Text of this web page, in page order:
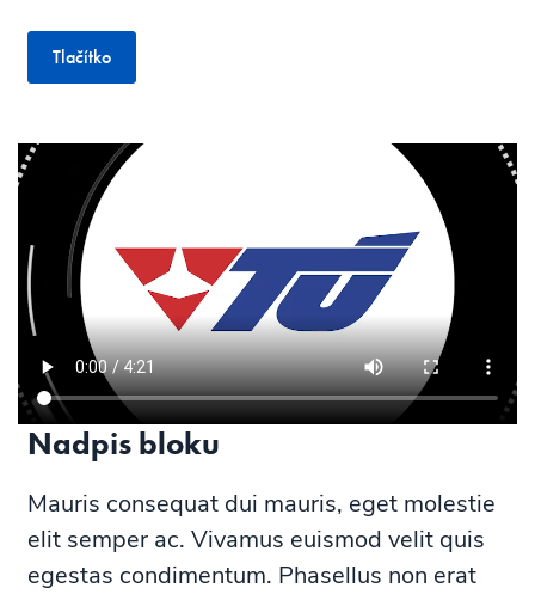
Tlačítko
Nadpis bloku
Mauris consequat dui mauris, eget molestie
elit semper ac. Vivamus euismod velit quis
egestas condimentum. Phasellus non erat